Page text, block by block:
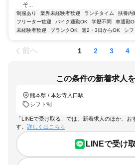
そ...
制服あり 業界未経験者歓迎 ランチタイム 扶養内
フリーター歓迎
バイク通勤OK 学歴不問 車通勤
未経験者歓迎
ブランクOK 週2・3日からOK シフ
前へ 1 2 3 4
この条件の新着求人
熊本県 / 本妙寺入口駅
シフト制
「LINEで受け取る」では、新着求人のほか、お
す。 詳しくはこちら
LINEで受け